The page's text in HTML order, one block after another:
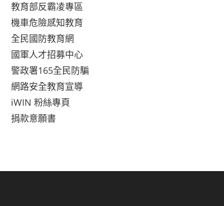
教育部反霸凌專區
機車危險感知教育
全民國防教育網
國軍人才招募中心
警政署165全民防騙
網路安全教育宣導
iWIN 粉絲專頁
捐款意願書